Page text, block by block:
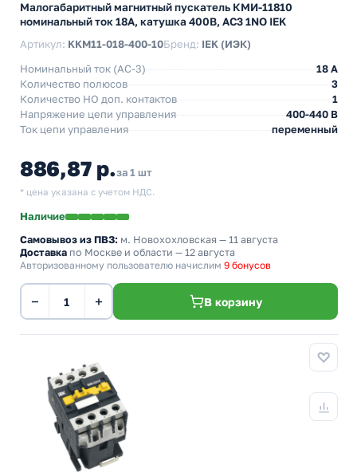
Малогабаритный магнитный пускатель КМИ-11810
номинальный ток 18А, катушка 400В, АС3 1NO IEK
Артикул: KKM11-018-400-10Бренд: IEK (ИЭК)
Номинальный ток (АС-3)
18 A
Количество полюсов
3
Количество НO доп. контактов
1
Напряжение цепи управления
400-440 В
Ток цепи управления
переменный
886,87 р.за 1 шт
* цена указана с учетом НДС.
Наличие
Самовывоз из ПВЗ: м. Новохохловская — 11 августа
Доставка по Москве и области — 12 августа
Авторизованному пользователю начислим 9 бонусов
− + В корзину